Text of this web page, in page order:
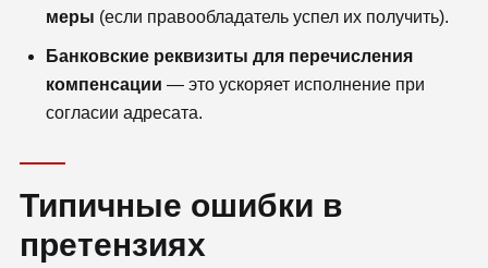
меры (если правообладатель успел их получить).
Банковские реквизиты для перечисления
компенсации — это ускоряет исполнение при
согласии адресата.
Типичные ошибки в
претензиях